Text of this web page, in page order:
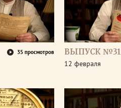
35 просмотров ВЫПУСК
12 февраля